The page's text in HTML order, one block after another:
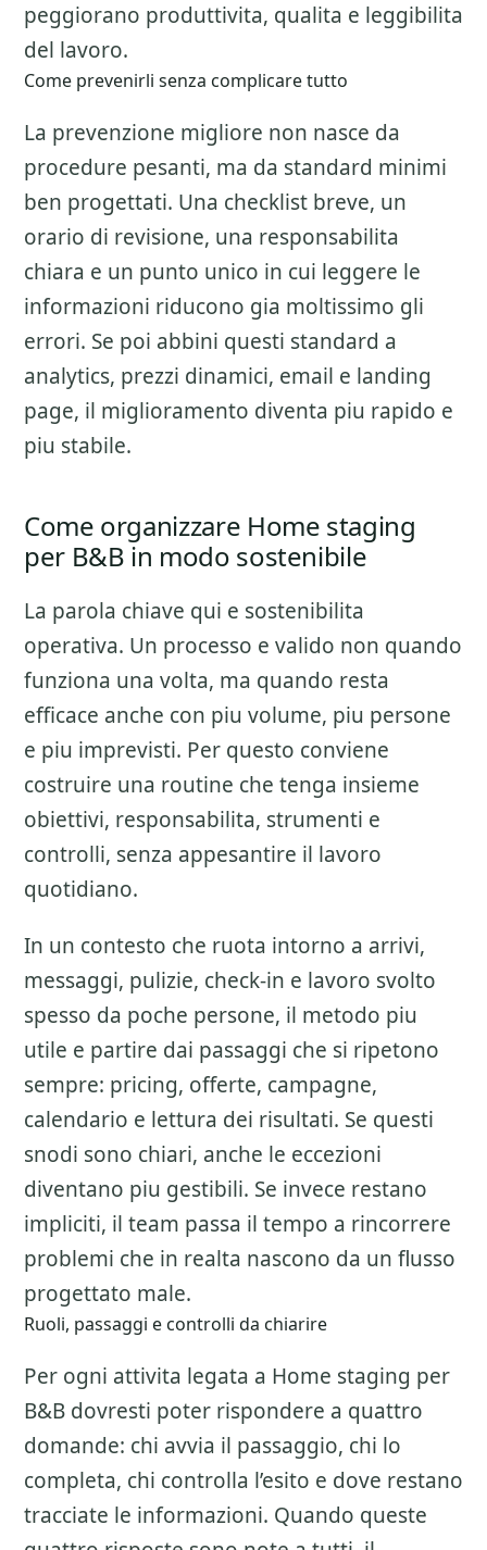
peggiorano produttivita, qualita e leggibilita
del lavoro.
Come prevenirli senza complicare tutto
La prevenzione migliore non nasce da
procedure pesanti, ma da standard minimi
ben progettati. Una checklist breve, un
orario di revisione, una responsabilita
chiara e un punto unico in cui leggere le
informazioni riducono gia moltissimo gli
errori. Se poi abbini questi standard a
analytics, prezzi dinamici, email e landing
page, il miglioramento diventa piu rapido e
piu stabile.
Come organizzare Home staging
per B&B in modo sostenibile
La parola chiave qui e sostenibilita
operativa. Un processo e valido non quando
funziona una volta, ma quando resta
efficace anche con piu volume, piu persone
e piu imprevisti. Per questo conviene
costruire una routine che tenga insieme
obiettivi, responsabilita, strumenti e
controlli, senza appesantire il lavoro
quotidiano.
In un contesto che ruota intorno a arrivi,
messaggi, pulizie, check-in e lavoro svolto
spesso da poche persone, il metodo piu
utile e partire dai passaggi che si ripetono
sempre: pricing, offerte, campagne,
calendario e lettura dei risultati. Se questi
snodi sono chiari, anche le eccezioni
diventano piu gestibili. Se invece restano
impliciti, il team passa il tempo a rincorrere
problemi che in realta nascono da un flusso
progettato male.
Ruoli, passaggi e controlli da chiarire
Per ogni attivita legata a Home staging per
B&B dovresti poter rispondere a quattro
domande: chi avvia il passaggio, chi lo
completa, chi controlla l’esito e dove restano
tracciate le informazioni. Quando queste